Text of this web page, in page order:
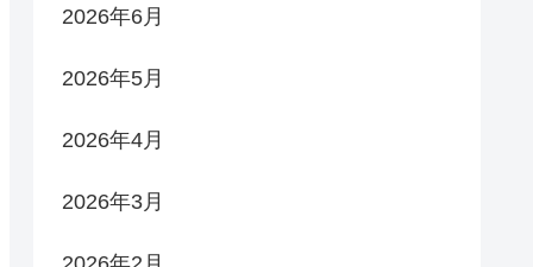
2026年6月
2026年5月
2026年4月
2026年3月